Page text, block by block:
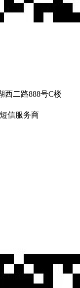
西二路888号C楼
信服务商